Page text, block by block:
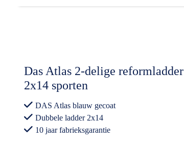
Das Atlas 2-delige reformladder
2x14 sporten
DAS Atlas blauw gecoat
Dubbele ladder 2x14
10 jaar fabrieksgarantie